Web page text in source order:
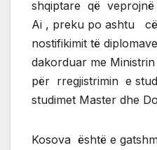
shqiptare që
Ai , preku po ashtu
nostifikimit të
dakorduar me
për rregjistrimin e
studimet Master dhe
Kosova është e